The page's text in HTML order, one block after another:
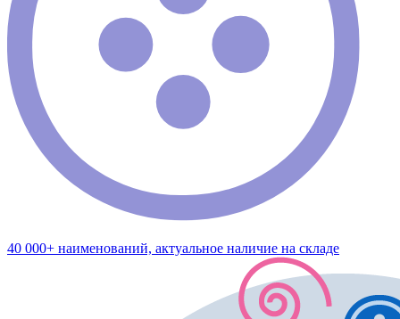
40 000+ наименований, актуальное наличие на складе